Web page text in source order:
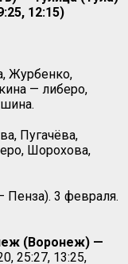
12:15)
Журбенко,
— либеро,
Пугачёва,
Шорохова,
Пенза). 3 февраля.
(Воронеж) —
25:27, 13:25,